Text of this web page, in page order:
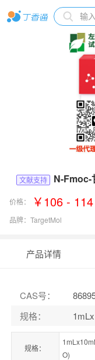
文献支持 N-Fmoc-
价格： ￥106 - 114
品牌： TargetMol
产品详情
CAS号：
规格：
规格：
O)